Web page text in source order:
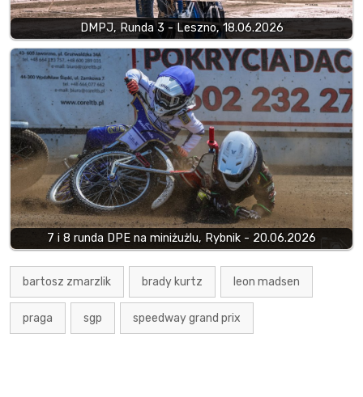
DMPJ, Runda 3 - Leszno, 18.06.2026
7 i 8 runda DPE na miniżużlu, Rybnik - 20.06.2026
bartosz zmarzlik brady kurtz leon madsen
praga sgp speedway grand prix